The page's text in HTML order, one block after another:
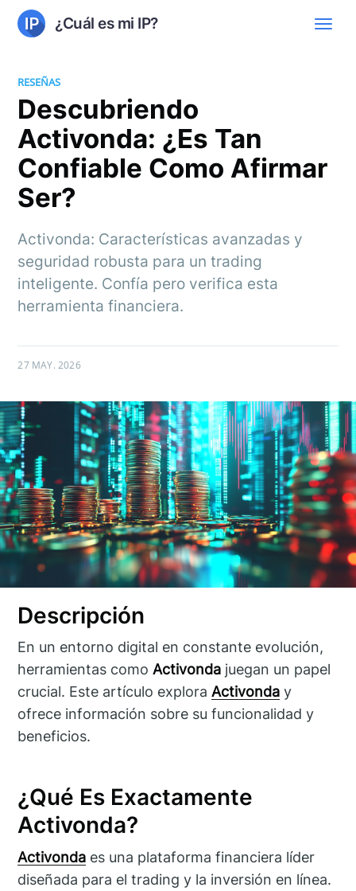
¿Cuál es mi IP?
RESEÑAS
Descubriendo
Activonda: ¿Es Tan
Confiable Como Afirmar
Ser?
Activonda: Características avanzadas y
seguridad robusta para un trading
inteligente. Confía pero verifica esta
herramienta financiera.
27 MAY. 2026
Descripción
En un entorno digital en constante evolución,
herramientas comoActivonda juegan un papel
crucial. Este artículo exploraActivonda y
ofrece información sobre su funcionalidad y
beneficios.
¿Qué Es Exactamente
Activonda?
Activonda es una plataforma financiera líder
diseñada para el trading y la inversión en línea.